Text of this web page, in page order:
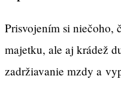
Prisvojením si niečoho,
majetku, ale aj krádež
zadržiavanie mzdy a